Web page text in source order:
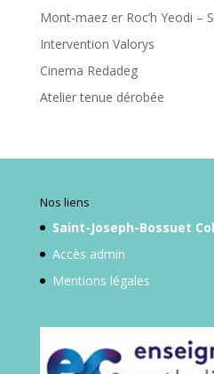
Mont-maez er Roc’h Yeodi –
Intervention Valorys
Cinema Redadeg
Atelier tenue dérobée
Nos liens
Saint-Joseph-Bossuet
Accès admin
Mentions légales